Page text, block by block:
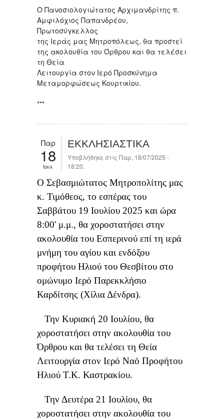
Ο Πανοσιολογιώτατος Αρχιμανδρίτης π.
Αμφιλόχιος Παπανδρέου,
Πρωτοσύγκελλος
της Ιεράς μας Μητροπόλεως, θα προστεί
της ακολουθία του Όρθρου και θα τελέσει
τη Θεία
Λειτουργία στον Ιερό Προσκύνημα
Μεταμορφώσεως Κουρτικίου.
***
Παρ
18
Ιουλ
ΕΚΚΛΗΣΙΑΣΤΙΚΑ
Υποβλήθηκε στις Παρ, 18/07/2025 -
18:20.
Ο Σεβασμιώτατος Μητροπολίτης μας
κ. Τιμόθεος, το εσπέρας του
Σαββάτου 19 Ιουλίου 2025 και ώρα
8:00' μ.μ., θα χοροστατήσει στην
ακολουθία του Εσπερινού επί τη ιερά
μνήμη του αγίου και ενδόξου
προφήτου Ηλιού του Θεσβίτου στο
ομώνυμο Ιερό Παρεκκλήσιο
Καρδίτσης (Χίλια Δένδρα).
Την Κυριακή 20 Ιουλίου, θα
χοροστατήσει στην ακολουθία του
Όρθρου και θα τελέσει τη Θεία
Λειτουργία στον Ιερό Ναό Προφήτου
Ηλιού Τ.Κ. Καστρακίου.
Την Δευτέρα 21 Ιουλίου, θα
χοροστατήσει στην ακολουθία του